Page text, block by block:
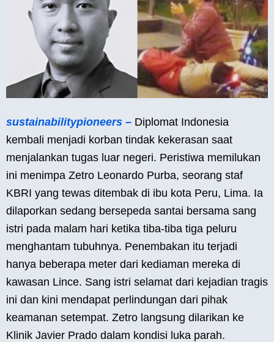
sustainabilitypioneers – Diplomat Indonesia
kembali menjadi korban tindak kekerasan saat
menjalankan tugas luar negeri. Peristiwa memilukan
ini menimpa Zetro Leonardo Purba, seorang staf
KBRI yang tewas ditembak di ibu kota Peru, Lima. Ia
dilaporkan sedang bersepeda santai bersama sang
istri pada malam hari ketika tiba-tiba tiga peluru
menghantam tubuhnya. Penembakan itu terjadi
hanya beberapa meter dari kediaman mereka di
kawasan Lince. Sang istri selamat dari kejadian tragis
ini dan kini mendapat perlindungan dari pihak
keamanan setempat. Zetro langsung dilarikan ke
Klinik Javier Prado dalam kondisi luka parah.